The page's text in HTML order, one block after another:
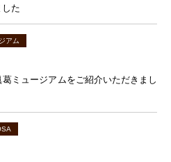
した
アム
葛ミュージアムをご紹介いただきまし